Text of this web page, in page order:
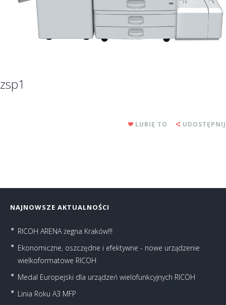
zsp1
LUBIĘ TO UDOSTĘPNIJ
NAJNOWSZE AKTUALNOŚCI
RICOH ARENA żegna Kraków!!!
Ekonomiczne, oszczędne i efektywne - nowe urządzenie
wielkoformatowe RICOH
Medal Europejski dla urządzeń wielofunkcyjnych RICOH
Linia Roku A3 MFP